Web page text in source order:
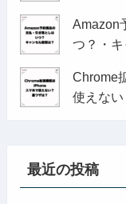
Amazon
つ？・キ
Chrome
使えない
最近の投稿